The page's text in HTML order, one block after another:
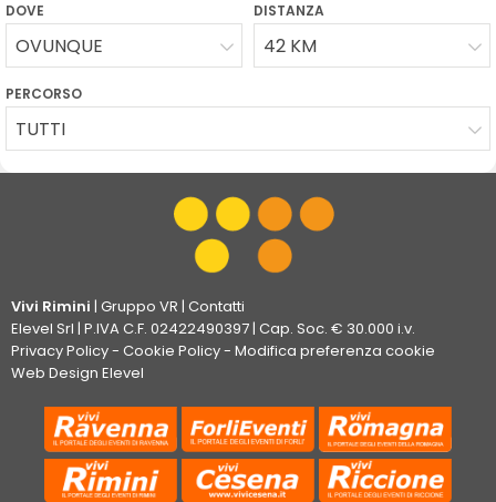
DOVE
OVUNQUE
DISTANZA
42 KM
PERCORSO
TUTTI
Vivi Rimini | Gruppo VR | Contatti
Elevel Srl | P.IVA C.F. 02422490397 | Cap. Soc. € 30.000 i.v.
Privacy Policy- Cookie Policy- Modifica preferenza cookie
Web Design Elevel